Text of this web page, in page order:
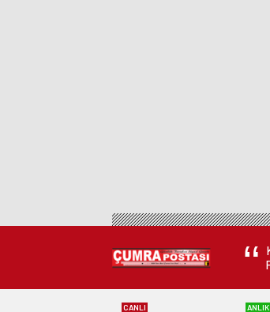
CANLI ANLIK